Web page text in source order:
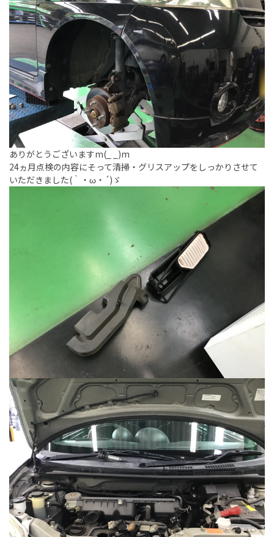
ありがとうございますm(_ _)m
24ヵ月点検の内容にそって清掃・グリスアップをしっかりさせて
いただきました(｀・ω・´)ゞ